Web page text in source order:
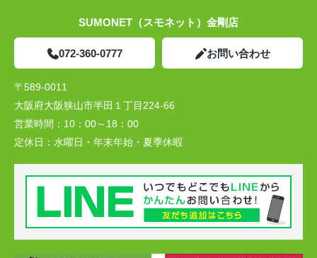
SUMONET（スモネット）金剛店
072-360-0777 お問い合わせ
〒589-0011
大阪府大阪狭山市半田１丁目224-66
営業時間： 10：00～18：00
定休日： 水曜日・年末年始・夏季休暇